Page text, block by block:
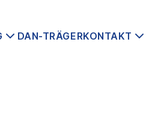
DAN-TRÄGERKONTAKT